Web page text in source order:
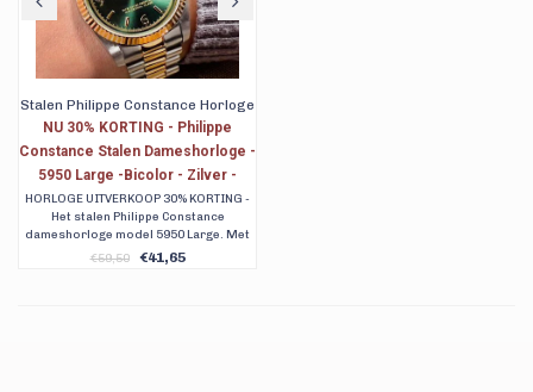
Stalen Philippe Constance Horloge
NU 30% KORTING - Philippe
Constance Stalen Dameshorloge -
5950 Large -Bicolor - Zilver -
Goud - Groene Wijzerplaat -
Serrated - Datumaanduiding -
HORLOGE UITVERKOOP 30% KORTING -
Het stalen Philippe Constance
dameshorloge model 5950 Large. Met
stalen bicolor zilver/goud schakelband
€59,50 €41,65